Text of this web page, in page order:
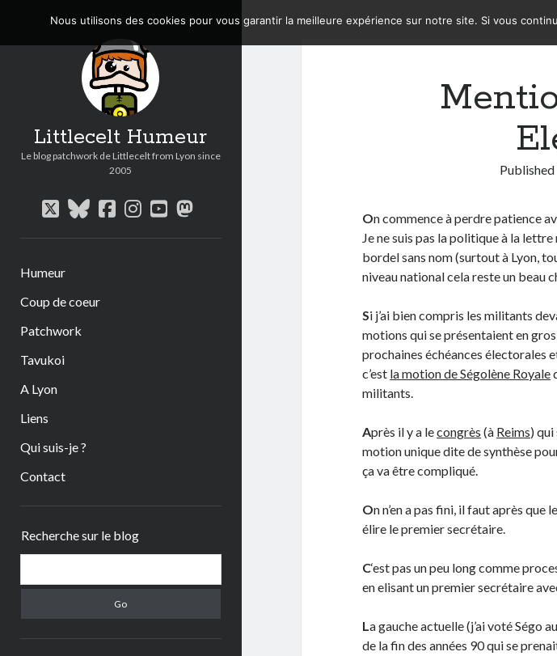
Littlecelt Humeur
Le blog patchwork de Littlecelt from Lyon since
2005
twitterbluesky
facebook
instagram
youtube
mastodon
Humeur
Coup de coeur
Patchwork
Tavukoi
A Lyon
Liens
Qui suis-je ?
Contact
Recherche sur le blog
On commence à perdre patience
Je ne suis pas la politique à la lettre
bordel sans nom (surtout à Lyon,
niveau national cela reste un beau
Si j’ai bien compris les militants
motions qui se présentaient en
prochaines échéances électorales
c’est la motion de Ségolène Royale
militants.
Après il y a lecongrès (à Reims) qui
motion unique dite de synthèse
ça va être compliqué.
On n’en a pas fini, il faut après
élire le premier secrétaire.
C‘est pas un peu long comme
en elisant un premier secrétaire
La gauche actuelle (j’ai voté Ségo
de la fin des années 90 qui se
Nous utilisons des cookies pour vous garantir la meilleure expérience sur notre site. Si vous